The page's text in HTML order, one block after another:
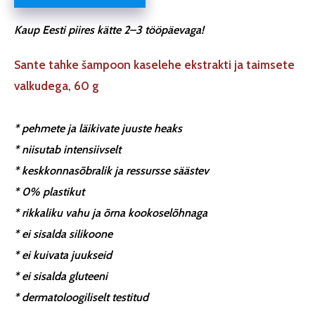
Kaup Eesti piires kätte 2–3 tööpäevaga!
Sante tahke šampoon kaselehe ekstrakti ja taimsete
valkudega, 60 g
* pehmete ja läikivate juuste heaks
* niisutab intensiivselt
* keskkonnasõbralik ja ressursse säästev
* 0% plastikut
* rikkaliku vahu ja õrna kookoselõhnaga
* ei sisalda silikoone
* ei kuivata juukseid
* ei sisalda gluteeni
* dermatoloogiliselt testitud